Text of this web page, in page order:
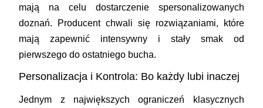
mają na celu dostarczenie spersonalizowanych
doznań. Producent chwali się rozwiązaniami, które
mają zapewnić intensywny i stały smak od
pierwszego do ostatniego bucha.
Personalizacja i Kontrola: Bo każdy lubi inaczej
Jednym z największych ograniczeń klasycznych